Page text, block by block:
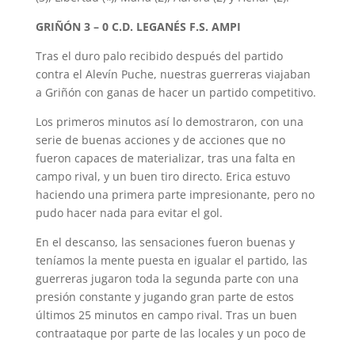
GRIÑÓN 3 – 0 C.D. LEGANÉS F.S. AMPI
Tras el duro palo recibido después del partido
contra el Alevín Puche, nuestras guerreras viajaban
a Griñón con ganas de hacer un partido competitivo.
Los primeros minutos así lo demostraron, con una
serie de buenas acciones y de acciones que no
fueron capaces de materializar, tras una falta en
campo rival, y un buen tiro directo. Erica estuvo
haciendo una primera parte impresionante, pero no
pudo hacer nada para evitar el gol.
En el descanso, las sensaciones fueron buenas y
teníamos la mente puesta en igualar el partido, las
guerreras jugaron toda la segunda parte con una
presión constante y jugando gran parte de estos
últimos 25 minutos en campo rival. Tras un buen
contraataque por parte de las locales y un poco de